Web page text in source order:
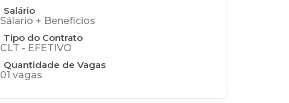
Salário
Sálario + Benefícios
Tipo do Contrato
CLT - EFETIVO
Quantidade de Vagas
01 vagas